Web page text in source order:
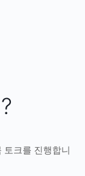
토크를 진행합니